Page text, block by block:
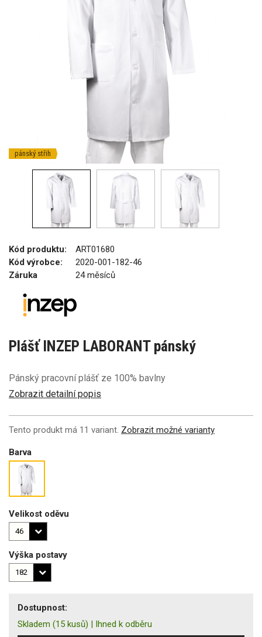
pánský střih
Kód produktu:
ART01680
Kód výrobce:
2020-001-182-46
Záruka
24 měsíců
Plášť INZEP LABORANT pánský
Pánský pracovní plášť ze 100% bavlny
Zobrazit detailní popis
Tento produkt má 11 variant. Zobrazit možné varianty
Barva
Velikost oděvu
Výška postavy
Dostupnost:
Skladem (15 kusů) | Ihned k odběru